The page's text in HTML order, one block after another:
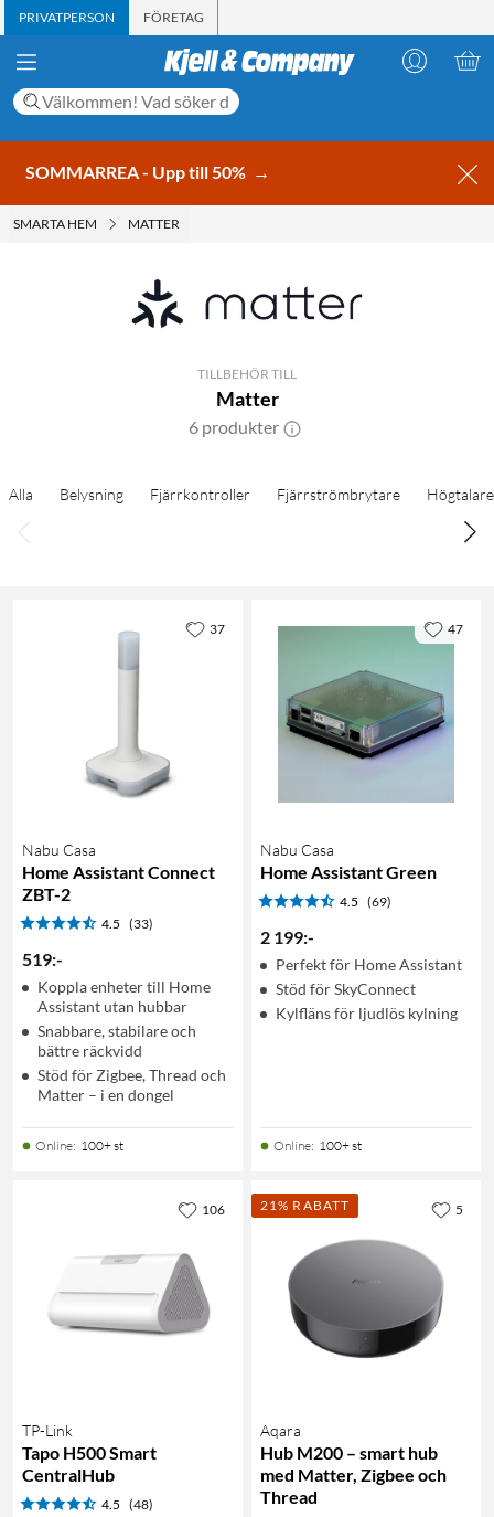
PRIVATPERSON FÖRETAG
SOMMARREA - Upp till 50% →
SMARTA HEM MATTER
TILLBEHÖR TILL
Matter
6 produkter
Alla Belysning Fjärrkontroller Fjärrströmbrytare Högtalare
Nabu Casa
Home Assistant Connect
ZBT-2
4.5 (33)
519:-
Koppla enheter till Home
Assistant utan hubbar
Snabbare, stabilare och
bättre räckvidd
Stöd för Zigbee, Thread och
Matter – i en dongel
Online: 100+ st
37
Nabu Casa
Home Assistant Green
4.5 (69)
2 199:-
Perfekt för Home Assistant
Stöd för SkyConnect
Kylfläns för ljudlös kylning
Online: 100+ st
47
TP-Link
Tapo H500 Smart
CentralHub
4.5 (48)
106 21% RABATT
Aqara
Hub M200 – smart hub
med Matter, Zigbee och
Thread
5